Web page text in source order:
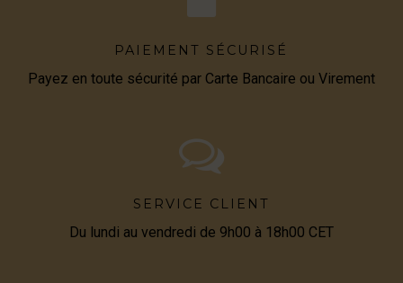
PAIEMENT SÉCURISÉ
Payez en toute sécurité par Carte Bancaire ou Virement
SERVICE CLIENT
Du lundi au vendredi de 9h00 à 18h00 CET